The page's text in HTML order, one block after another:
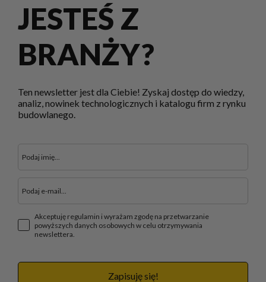
JESTEŚ Z
BRANŻY?
Ten newsletter jest dla Ciebie! Zyskaj dostęp do wiedzy,
analiz, nowinek technologicznych i katalogu firm z rynku
budowlanego.
Akceptuję regulamin i wyrażam zgodę na przetwarzanie
powyższych danych osobowych w celu otrzymywania
newslettera.
Zapisuję się!